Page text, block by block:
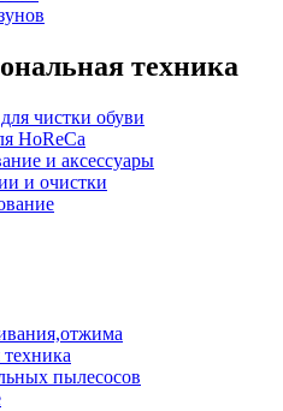
техника
чистки обуви
HoReCa
и аксессуары
и очистки
пылесосов